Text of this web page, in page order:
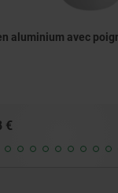
950 en aluminium
18,91 €